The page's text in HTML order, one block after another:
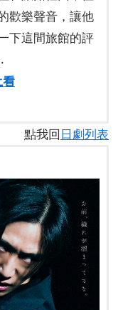
歡樂聲音，讓他
下這間旅館的評
看
點我回日劇列表